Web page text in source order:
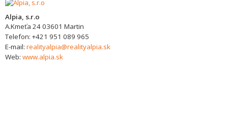
Alpia, s.r.o
A.Kmeťa 2403601 Martin
Telefon: +421 951 089 965
E-mail: realityalpia@realityalpia.sk
Web: www.alpia.sk